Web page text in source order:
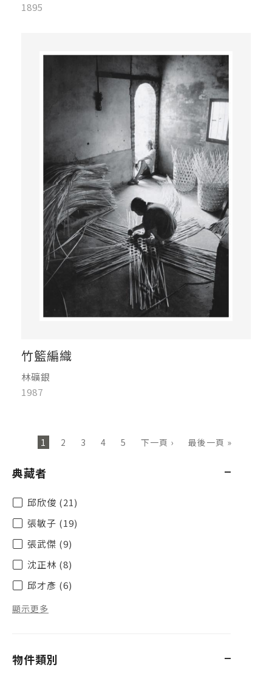
1895
竹籃編織
林礦銀
1987
頁面
1 2 3 4 5 下一頁 › 最後一頁 »
典藏者
邱欣俊 (21)
張敏子 (19)
張武傑 (9)
沈正林 (8)
邱才彥 (6)
顯示更多
物件類別